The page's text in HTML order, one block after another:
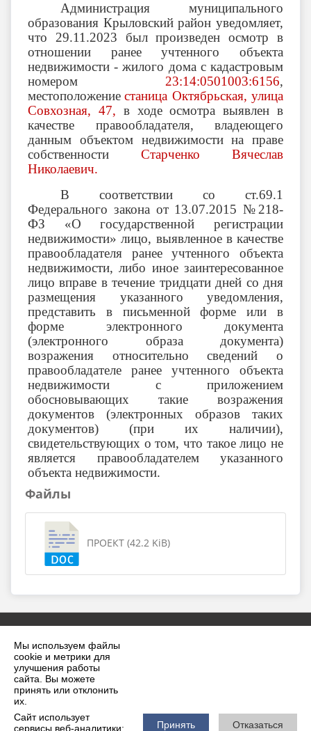
Мы используем файлы
cookie и метрики для
улучшения работы
сайта. Вы можете
принять или отклонить
их.
Сайт использует
сервисы веб-аналитики:
Принять Отказаться
Администрация муниципального
образования Крыловский район уведомляет,
что 29.11.2023 был произведен осмотр в
отношении ранее учтенного объекта
недвижимости - жилого дома с кадастровым
номером 23:14:0501003:6156,
местоположение станица Октябрьская, улица
Совхозная, 47, в ходе осмотра выявлен в
качестве правообладателя, владеющего
данным объектом недвижимости на праве
собственности Старченко Вячеслав
Николаевич.
В соответствии со ст.69.1
Федерального закона от 13.07.2015 №218-
ФЗ «О государственной регистрации
недвижимости» лицо, выявленное в качестве
правообладателя ранее учтенного объекта
недвижимости, либо иное заинтересованное
лицо вправе в течение тридцати дней со дня
размещения указанного уведомления,
представить в письменной форме или в
форме электронного документа
(электронного образа документа)
возражения относительно сведений о
правообладателе ранее учтенного объекта
недвижимости с приложением
обосновывающих такие возражения
документов (электронных образов таких
документов) (при их наличии),
свидетельствующих о том, что такое лицо не
является правообладателем указанного
объекта недвижимости.
Файлы
ПРОЕКТ (42.2 KiB)
2026 г. krilovskaya.ru
Вход
Карта сайта
Политика обработки персональных данных